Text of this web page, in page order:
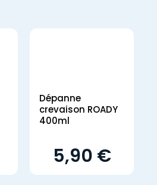
Dépanne
crevaison ROADY
400ml
5,90 €